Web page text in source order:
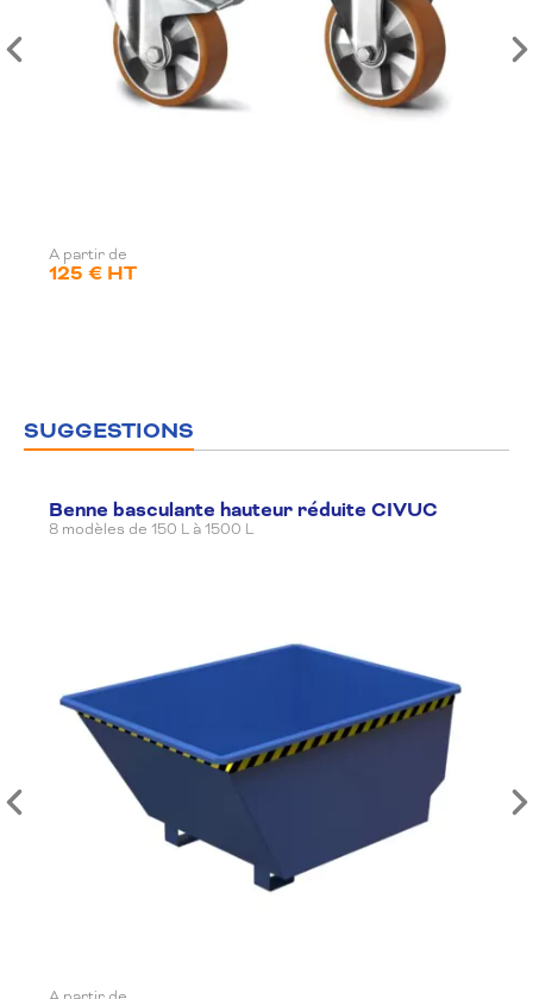
A partir de
125 € HT
SUGGESTIONS
Benne basculante hauteur réduite CIVUC
8 modèles de 150 L à 1500 L